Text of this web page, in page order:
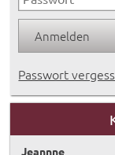
Passwort
Jeannne